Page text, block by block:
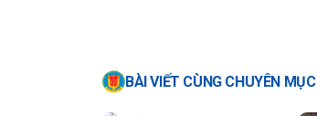
BÀI VIẾT CÙNG CHUYÊN MỤC